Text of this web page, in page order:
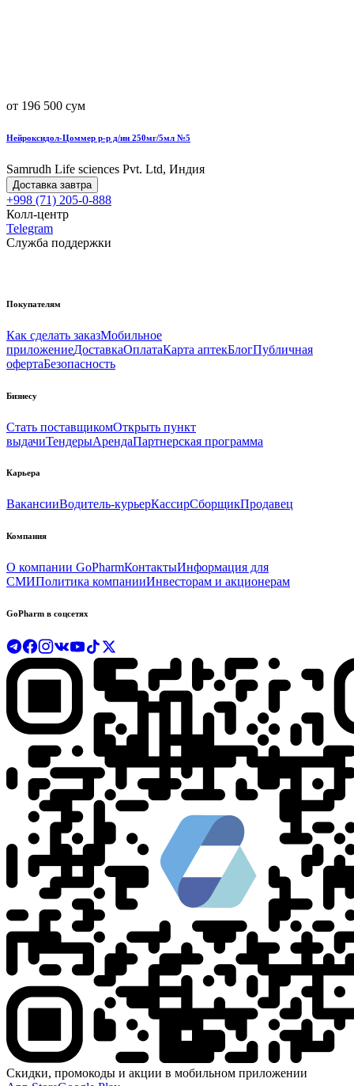
от 196 500 сум
Нейроксидол-Цоммер р-р д/ин 250мг/5мл №5
Samrudh Life sciences Pvt. Ltd, Индия
Доставка завтра
+998 (71) 205-0-888
Колл-центр
Telegram
Служба поддержки
Покупателям
Как сделать заказМобильное
приложениеДоставкаОплатаКарта аптекБлогПубличная
офертаБезопасность
Бизнесу
Стать поставщикомОткрыть пункт
выдачиТендерыАрендаПартнерская программа
Карьера
ВакансииВодитель-курьерКассирСборщикПродавец
Компания
О компании GoPharmКонтактыИнформация для
СМИПолитика компанииИнвесторам и акционерам
GoPharm в соцсетях
Скидки, промокоды и акции в мобильном приложении